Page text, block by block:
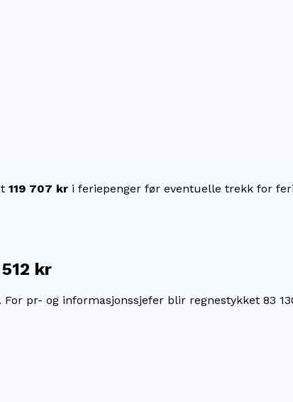
119 707 kr i feriepenger før eventuelle trekk for
512 kr
For pr- og informasjonssjefer blir regnestykket 83